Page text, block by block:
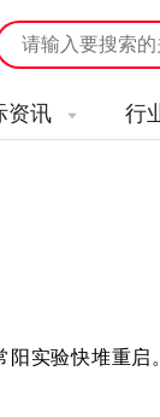
资讯 行
实验快堆重